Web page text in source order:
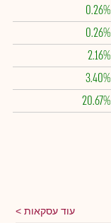
0.26%
0.26%
2.16%
3.40%
20.67%
עוד עסקאות